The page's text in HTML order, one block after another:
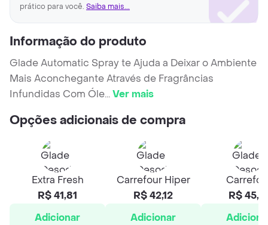
prático para você. Saiba mais...
Informação do produto
Glade Automatic Spray te Ajuda a Deixar o Ambiente
Mais Aconchegante Através de Fragrâncias
Infundidas Com Óle...Ver mais
Opções adicionais de compra
Extra Fresh
R$ 41,81
Adicionar
Carrefour Hiper
R$ 42,12
Adicionar
R$